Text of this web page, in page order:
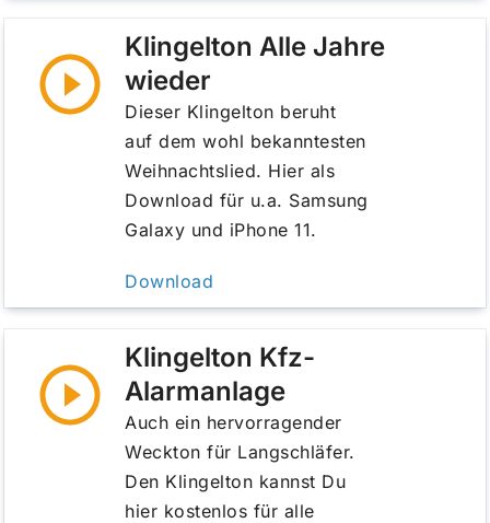
Klingelton Alle Jahre
wieder
Dieser Klingelton beruht
auf dem wohl bekanntesten
Weihnachtslied. Hier als
Download für u.a. Samsung
Galaxy und iPhone 11.
Download
Klingelton Kfz-
Alarmanlage
Auch ein hervorragender
Weckton für Langschläfer.
Den Klingelton kannst Du
hier kostenlos für alle